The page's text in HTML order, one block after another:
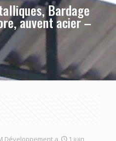
Bardage
auvent acier –
Développement a 1 juin